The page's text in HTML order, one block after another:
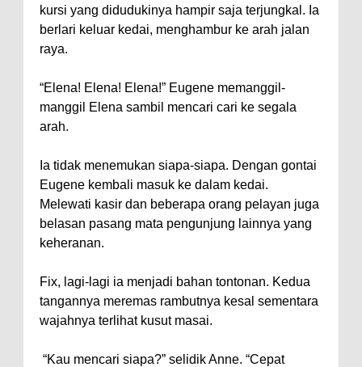
kursi yang didudukinya hampir saja terjungkal. Ia
berlari keluar kedai, menghambur ke arah jalan
raya.
“Elena! Elena! Elena!” Eugene memanggil-
manggil Elena sambil mencari cari ke segala
arah.
Ia tidak menemukan siapa-siapa. Dengan gontai
Eugene kembali masuk ke dalam kedai.
Melewati kasir dan beberapa orang pelayan juga
belasan pasang mata pengunjung lainnya yang
keheranan.
Fix, lagi-lagi ia menjadi bahan tontonan. Kedua
tangannya meremas rambutnya kesal sementara
wajahnya terlihat kusut masai.
“Kau mencari siapa?” selidik Anne. “Cepat